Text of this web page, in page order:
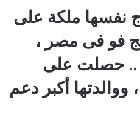
نفسها ملكة على
فو فى مصر ،
حصلت على
ووالدتها أكبر دعم